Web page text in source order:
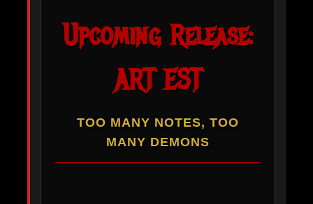
Upcoming Release:
ART EST
TOO MANY NOTES, TOO
MANY DEMONS